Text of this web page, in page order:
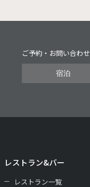
ご予約・お問い合わせ
宿泊
レストラン&バー
レストラン一覧